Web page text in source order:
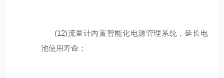
(12)流量计内置智能化电源管理系统，延长电
池使用寿命；